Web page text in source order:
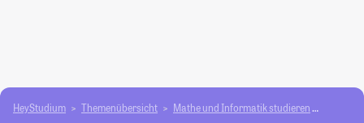
HeyStudium Themenübersicht Mathe und Informatik studieren